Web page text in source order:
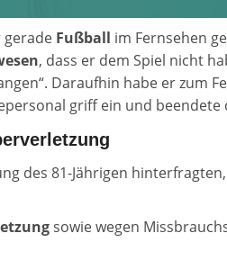
gerade Fußball im Fernsehen
, dass er dem Spiel nicht
Daraufhin habe er zum
griff ein und beendete
des 81-Jährigen
sowie wegen